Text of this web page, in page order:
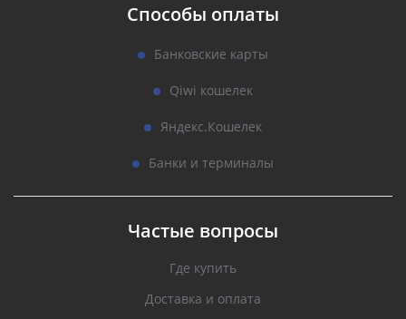
Способы оплаты
Банковские карты
Qiwi кошелек
Яндекс.Кошелек
Банки и терминалы
Частые вопросы
Где купить
Доставка и оплата